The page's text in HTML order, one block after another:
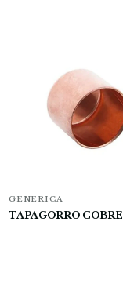
GENÉRICA
TAPAGORRO COBRE